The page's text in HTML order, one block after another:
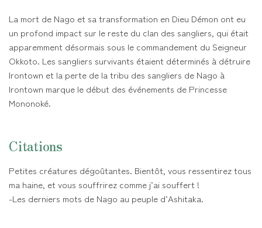
La mort de Nago et sa transformation en Dieu Démon ont eu
un profond impact sur le reste du clan des sangliers, qui était
apparemment désormais sous le commandement du Seigneur
Okkoto. Les sangliers survivants étaient déterminés à détruire
Irontown et la perte de la tribu des sangliers de Nago à
Irontown marque le début des événements de Princesse
Mononoké.
Citations
Petites créatures dégoûtantes. Bientôt, vous ressentirez tous
ma haine, et vous souffrirez comme j’ai souffert !
-Les derniers mots de Nago au peuple d’Ashitaka.